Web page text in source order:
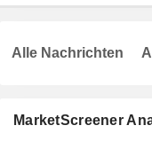
MarketScreener
Alle Nachrichten